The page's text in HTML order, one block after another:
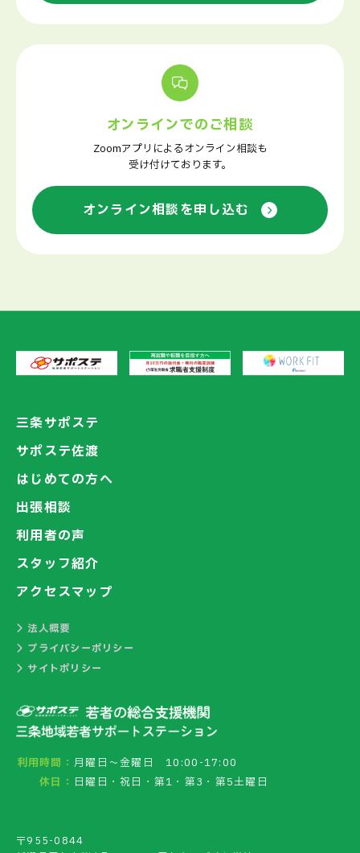
オンラインでのご相談
Zoomアプリによるオンライン相談も
受け付けております。
オンライン相談を申し込む
利用時間： 月曜日～金曜日 10:00-17:00
休日： 日曜日・祝日・第1・第3・第5土曜日
三条サポステ
サポステ佐渡
はじめての方へ
出張相談
利用者の声
スタッフ紹介
アクセスマップ
法人概要
プライバシーポリシー
サイトポリシー
〒955-0844